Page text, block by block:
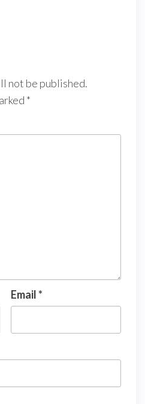
not be published.
*
Email*